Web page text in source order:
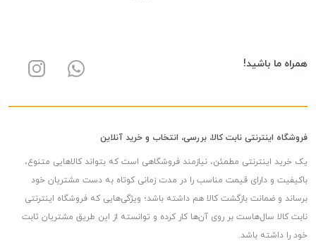
همراه ما باشید!
فروشگاه اینترنتی نابت کالا، بررسی، انتخاب و خرید آنلاین
یک خرید اینترنتی مطمئن، نیازمند فروشگاهی است که بتواند کالاهایی متنوع،
باکیفیت و دارای قیمت مناسب را در مدت زمانی کوتاه به دست مشتریان خود
برساند و ضمانت بازگشت کالا هم داشته باشد؛ ویژگی‌هایی که فروشگاه اینترنتی
نابت کالا سال‌هاست بر روی آن‌ها کار کرده و توانسته از این طریق مشتریان ثابت
خود را داشته باشد.